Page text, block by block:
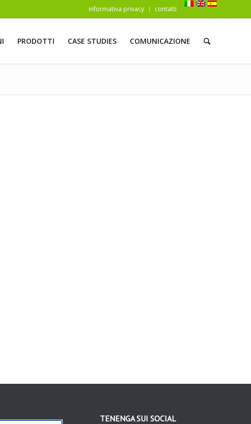
informativa privacy contatti
PRODOTTI CASE STUDIES COMUNICAZIONE
TENENGA SUI SOCIAL